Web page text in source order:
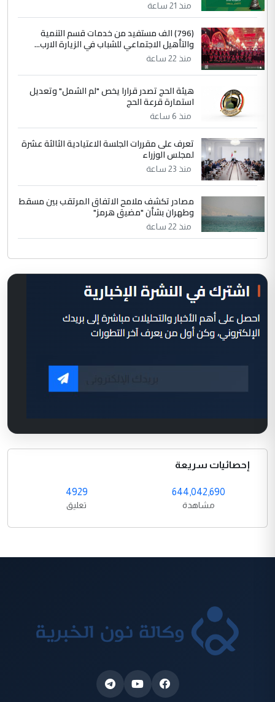
منذ 21 ساعة
(796) الف مستفيد من خدمات قسم التنمية
والتأهيل الاجتماعي للشباب في الزيارة الارب...
منذ 22 ساعة
هيئة الحج تصدر قرارا يخص "لم الشمل" وتعديل
استمارة قرعة الحج
منذ 6 ساعة
تعرف على مقررات الجلسة الاعتيادية الثالثة عشرة
لمجلس الوزراء
منذ 23 ساعة
مصادر تكشف ملامح الاتفاق المرتقب بين مسقط
وطهران بشأن "مضيق هرمز"
منذ 22 ساعة
إحصائيات سريعة
644,042,690
مشاهدة
4929
تعليق